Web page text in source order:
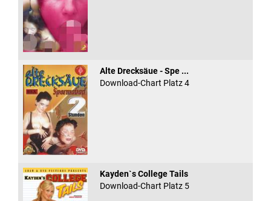
Alte Drecksäue - Spe ...
Download-Chart Platz 4
Kayden`s College Tails
Download-Chart Platz 5